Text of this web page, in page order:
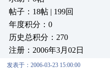
帖子：18帖 | 199回
年度积分：0
历史总积分：270
注册：2006年3月02日
发表于：2006-03-23 15:00:00